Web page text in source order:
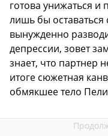
готова унижаться
лишь бы
вынужденно
депрессии, зовет
знает, что партнер
итоге сюжетная
обмякшее тело